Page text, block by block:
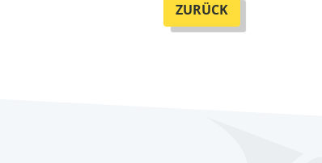
ZURÜCK